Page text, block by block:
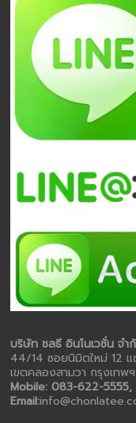
บริษัท ชลธี อินโนเวชั่น จำ
44/14 ซอยนิมิตใหม่ 12
เขตคลองสามวา กรุงเท
Mobile: 083-622-5555,
Email: